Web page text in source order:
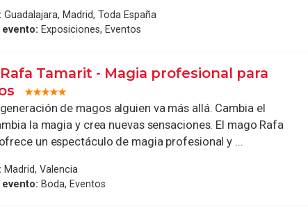
Guadalajara, Madrid, Toda España
Exposiciones, Eventos
Tamarit - Magia profesional para
de magos alguien va más allá. Cambia el
la magia y crea nuevas sensaciones. El mago Rafa
un espectáculo de magia profesional y ...
Madrid, Valencia
Boda, Eventos